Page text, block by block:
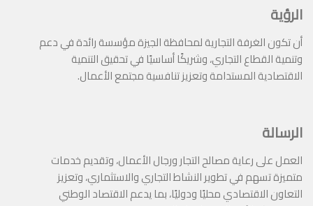
الرؤية
أن تكون الغرفة التجارية لمحافظة الجيزة مؤسسة رائدة في دعم
وتنمية القطاع التجاري، وشريكًا أساسيًا في تحقيق التنمية
الاقتصادية المستدامة وتعزيز تنافسية مجتمع الأعمال.
الرسالة
العمل على رعاية مصالح التجار ورجال الأعمال، وتقديم خدمات
متميزة تسهم في تطوير النشاط التجاري والاستثماري، وتعزيز
التعاون الاقتصادي محليًا ودوليًا، بما يدعم الاقتصاد الوطني